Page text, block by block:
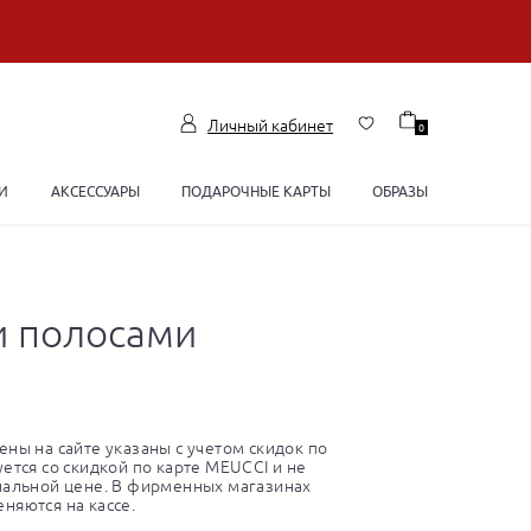
Личный кабинет 0
АКСЕССУАРЫ ПОДАРОЧНЫЕ КАРТЫ ОБРАЗЫ
полосами
на сайте указаны с учетом скидок по
со скидкой по карте MEUCCI и не
цене. В фирменных магазинах
на кассе.